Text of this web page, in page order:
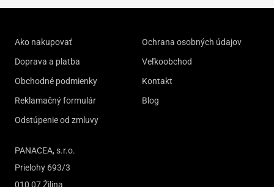
Ako nakupovať
Doprava a platba
Obchodné podmienky
Reklamačný formulár
Odstúpenie od zmluvy
Ochrana osobných údajov
Veľkoobchod
Kontakt
Blog
PANACEA, s.r.o.
Prielohy 693/3
010 07 Žilina